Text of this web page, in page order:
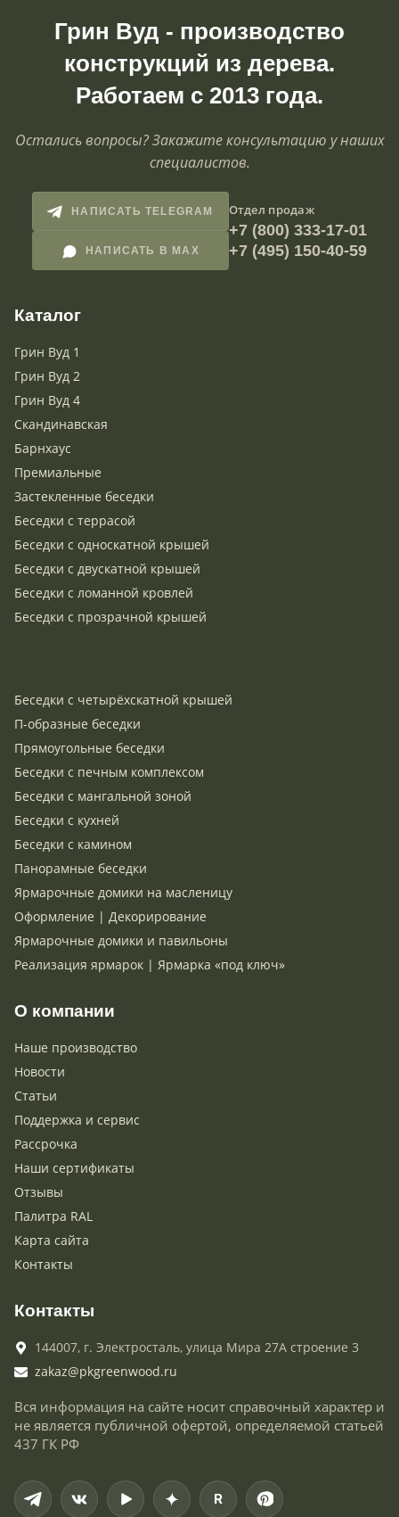
Грин Вуд - производство
конструкций из дерева.
Работаем с 2013 года.
Остались вопросы? Закажите консультацию у наших
специалистов.
НАПИСАТЬ TELEGRAM
НАПИСАТЬ В MAX
Отдел продаж
+7 (800) 333-17-01
+7 (495) 150-40-59
Каталог
Грин Вуд 1
Грин Вуд 2
Грин Вуд 4
Скандинавская
Барнхаус
Премиальные
Застекленные беседки
Беседки с террасой
Беседки с односкатной крышей
Беседки с двускатной крышей
Беседки с ломанной кровлей
Беседки с прозрачной крышей
Беседки с четырёхскатной крышей
П-образные беседки
Прямоугольные беседки
Беседки с печным комплексом
Беседки с мангальной зоной
Беседки с кухней
Беседки с камином
Панорамные беседки
Ярмарочные домики на масленицу
Оформление | Декорирование
Ярмарочные домики и павильоны
Реализация ярмарок | Ярмарка «под ключ»
О компании
Наше производство
Новости
Статьи
Поддержка и сервис
Рассрочка
Наши сертификаты
Отзывы
Палитра RAL
Карта сайта
Контакты
Контакты
144007, г. Электросталь, улица Мира 27А строение 3
zakaz@pkgreenwood.ru
Вся информация на сайте носит справочный характер и
не является публичной офертой, определяемой статьей
437 ГК РФ
R